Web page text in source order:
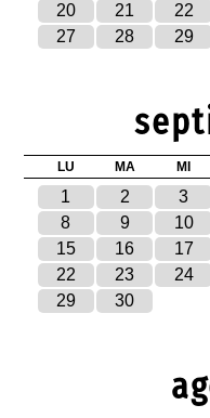
20
21 22
27
28 29
LU MA MI
1 2 3
8
9 10
15
16 17
22
23 24
29
30